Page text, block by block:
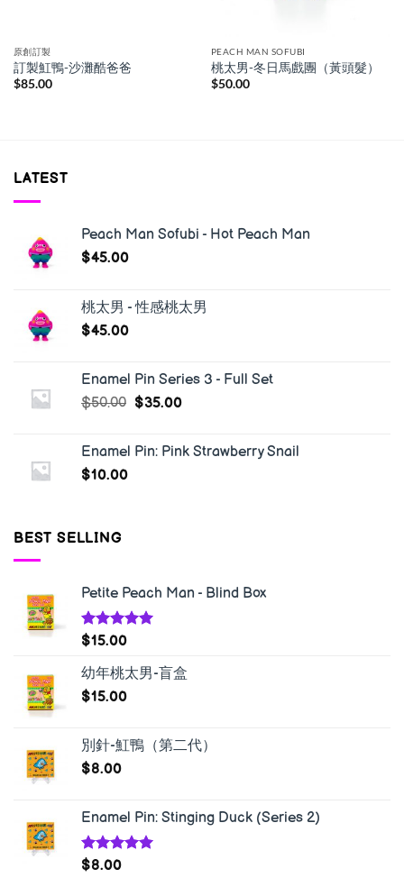
原創訂製
訂製魟鴨-沙灘酷爸爸
$85.00
PEACH MAN SOFUBI
桃太男-冬日馬戲團（黃頭髮）
$50.00
LATEST
Peach Man Sofubi - Hot Peach Man
$45.00
桃太男 - 性感桃太男
$45.00
Enamel Pin Series 3 - Full Set
$50.00 $35.00
Enamel Pin: Pink Strawberry Snail
$10.00
BEST SELLING
Petite Peach Man - Blind Box
Rated5.00
$15.00
幼年桃太男-盲盒
$15.00
別針-魟鴨（第二代）
$8.00
Enamel Pin: Stinging Duck (Series 2)
Rated
$8.00